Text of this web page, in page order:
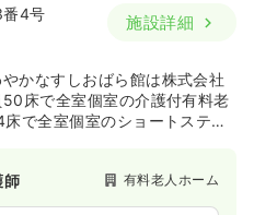
詳細を見る
一時募集休止
番4号
施設詳細
かなすしおばら館は株式会社
床で全室個室の介護付有料老
で全室個室のショートステイ
す。職員も入居者様もにぎや
ービスを提供しています。
師 有料老人ホーム